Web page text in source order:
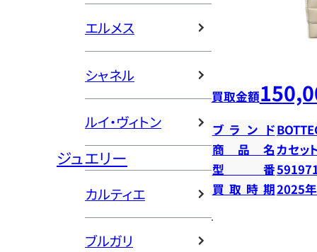
エルメス
シャネル
ルイ・ヴィトン
ジュエリー
カルティエ
ブルガリ
買取金額
ブランド
商品名カセッ
型番
買取時期2025